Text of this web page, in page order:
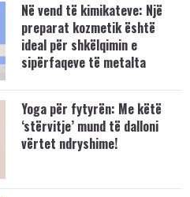
Në vend të kimikateve: Një
preparat kozmetik është
ideal për shkëlqimin e
sipërfaqeve të metalta
Yoga për fytyrën: Me këtë
‘stërvitje’ mund të dalloni
vërtet ndryshime!